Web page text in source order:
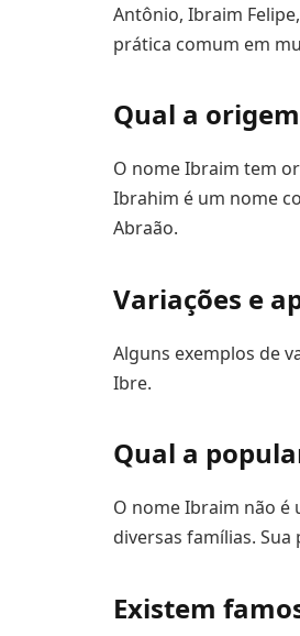
Antônio, Ibraim
prática comum em
Qual a
O nome Ibraim tem
Ibrahim é um nome
Abraão.
Variações e
Alguns exemplos de
Ibre.
Qual a
O nome Ibraim não é
diversas famílias.
Existem